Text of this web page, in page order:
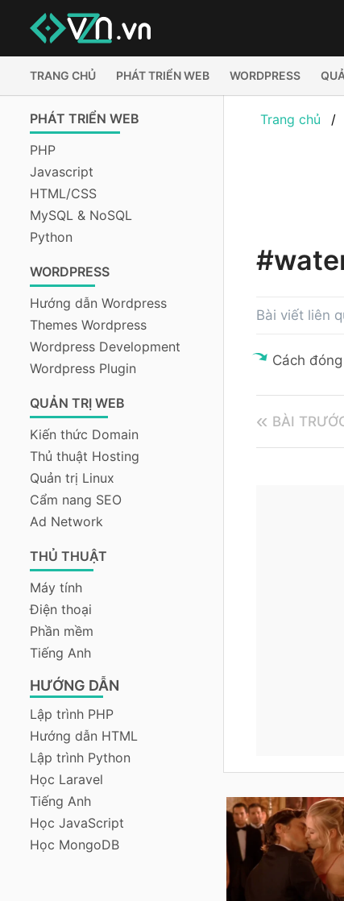
TRANG CHỦ PHÁT TRIỂN WEB WORDPRESS
PHÁT TRIỂN WEB
PHP
Javascript
HTML/CSS
MySQL & NoSQL
Python
WORDPRESS
Hướng dẫn Wordpress
Themes Wordpress
Wordpress Development
Wordpress Plugin
QUẢN TRỊ WEB
Kiến thức Domain
Thủ thuật Hosting
Quản trị Linux
Cẩm nang SEO
Ad Network
THỦ THUẬT
Máy tính
Điện thoại
Phần mềm
Tiếng Anh
HƯỚNG DẪN
Lập trình PHP
Hướng dẫn HTML
Lập trình Python
Học Laravel
Tiếng Anh
Học JavaScript
Học MongoDB
Trang chủ
Bài viết liên
Cách
BÀI